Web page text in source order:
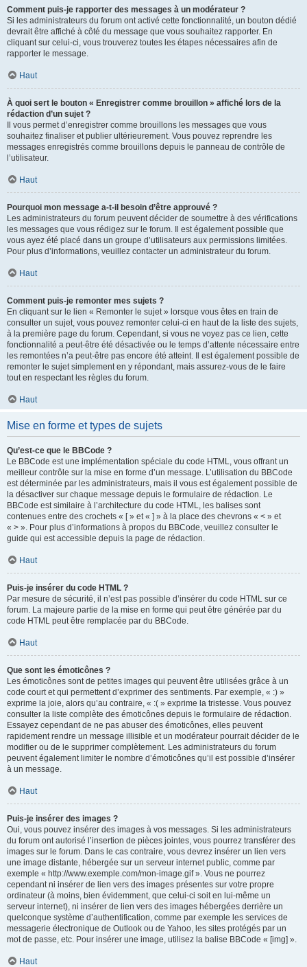
Comment puis-je rapporter des messages à un modérateur ?
Si les administrateurs du forum ont activé cette fonctionnalité, un bouton dédié
devrait être affiché à côté du message que vous souhaitez rapporter. En
cliquant sur celui-ci, vous trouverez toutes les étapes nécessaires afin de
rapporter le message.
Haut
À quoi sert le bouton « Enregistrer comme brouillon » affiché lors de la
rédaction d’un sujet ?
Il vous permet d’enregistrer comme brouillons les messages que vous
souhaitez finaliser et publier ultérieurement. Vous pouvez reprendre les
messages enregistrés comme brouillons depuis le panneau de contrôle de
l’utilisateur.
Haut
Pourquoi mon message a-t-il besoin d’être approuvé ?
Les administrateurs du forum peuvent décider de soumettre à des vérifications
les messages que vous rédigez sur le forum. Il est également possible que
vous ayez été placé dans un groupe d’utilisateurs aux permissions limitées.
Pour plus d’informations, veuillez contacter un administrateur du forum.
Haut
Comment puis-je remonter mes sujets ?
En cliquant sur le lien « Remonter le sujet » lorsque vous êtes en train de
consulter un sujet, vous pouvez remonter celui-ci en haut de la liste des sujets,
à la première page du forum. Cependant, si vous ne voyez pas ce lien, cette
fonctionnalité a peut-être été désactivée ou le temps d’attente nécessaire entre
les remontées n’a peut-être pas encore été atteint. Il est également possible de
remonter le sujet simplement en y répondant, mais assurez-vous de le faire
tout en respectant les règles du forum.
Haut
Mise en forme et types de sujets
Qu’est-ce que le BBCode ?
Le BBCode est une implémentation spéciale du code HTML, vous offrant un
meilleur contrôle sur la mise en forme d’un message. L’utilisation du BBCode
est déterminée par les administrateurs, mais il vous est également possible de
la désactiver sur chaque message depuis le formulaire de rédaction. Le
BBCode est similaire à l’architecture du code HTML, les balises sont
contenues entre des crochets « [ » et « ] » à la place des chevrons « < » et
« > ». Pour plus d’informations à propos du BBCode, veuillez consulter le
guide qui est accessible depuis la page de rédaction.
Haut
Puis-je insérer du code HTML ?
Par mesure de sécurité, il n’est pas possible d’insérer du code HTML sur ce
forum. La majeure partie de la mise en forme qui peut être générée par du
code HTML peut être remplacée par du BBCode.
Haut
Que sont les émoticônes ?
Les émoticônes sont de petites images qui peuvent être utilisées grâce à un
code court et qui permettent d’exprimer des sentiments. Par exemple, « :) »
exprime la joie, alors qu’au contraire, « :( » exprime la tristesse. Vous pouvez
consulter la liste complète des émoticônes depuis le formulaire de rédaction.
Essayez cependant de ne pas abuser des émoticônes, elles peuvent
rapidement rendre un message illisible et un modérateur pourrait décider de le
modifier ou de le supprimer complètement. Les administrateurs du forum
peuvent également limiter le nombre d’émoticônes qu’il est possible d’insérer
à un message.
Haut
Puis-je insérer des images ?
Oui, vous pouvez insérer des images à vos messages. Si les administrateurs
du forum ont autorisé l’insertion de pièces jointes, vous pourrez transférer des
images sur le forum. Dans le cas contraire, vous devrez insérer un lien vers
une image distante, hébergée sur un serveur internet public, comme par
exemple « http://www.exemple.com/mon-image.gif ». Vous ne pourrez
cependant ni insérer de lien vers des images présentes sur votre propre
ordinateur (à moins, bien évidemment, que celui-ci soit en lui-même un
serveur internet), ni insérer de lien vers des images hébergées derrière un
quelconque système d’authentification, comme par exemple les services de
messagerie électronique de Outlook ou de Yahoo, les sites protégés par un
mot de passe, etc. Pour insérer une image, utilisez la balise BBCode « [img] ».
Haut